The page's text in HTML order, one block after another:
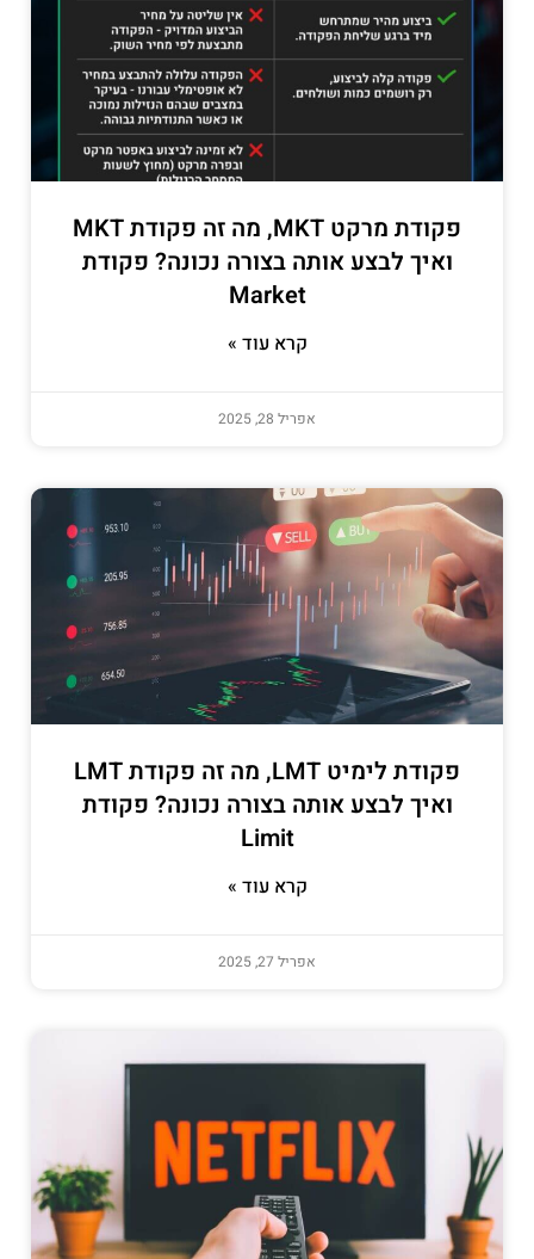
פקודת מרקט MKT, מה זה פקודת MKT
ואיך לבצע אותה בצורה נכונה? פקודת
Market
קרא עוד »
אפריל 28, 2025
פקודת לימיט LMT, מה זה פקודת LMT
ואיך לבצע אותה בצורה נכונה? פקודת
Limit
קרא עוד »
אפריל 27, 2025